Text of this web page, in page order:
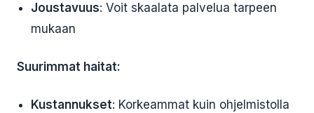
Joustavuus: Voit skaalata palvelua tarpeen
mukaan
Suurimmat haitat:
Kustannukset: Korkeammat kuin ohjelmistolla